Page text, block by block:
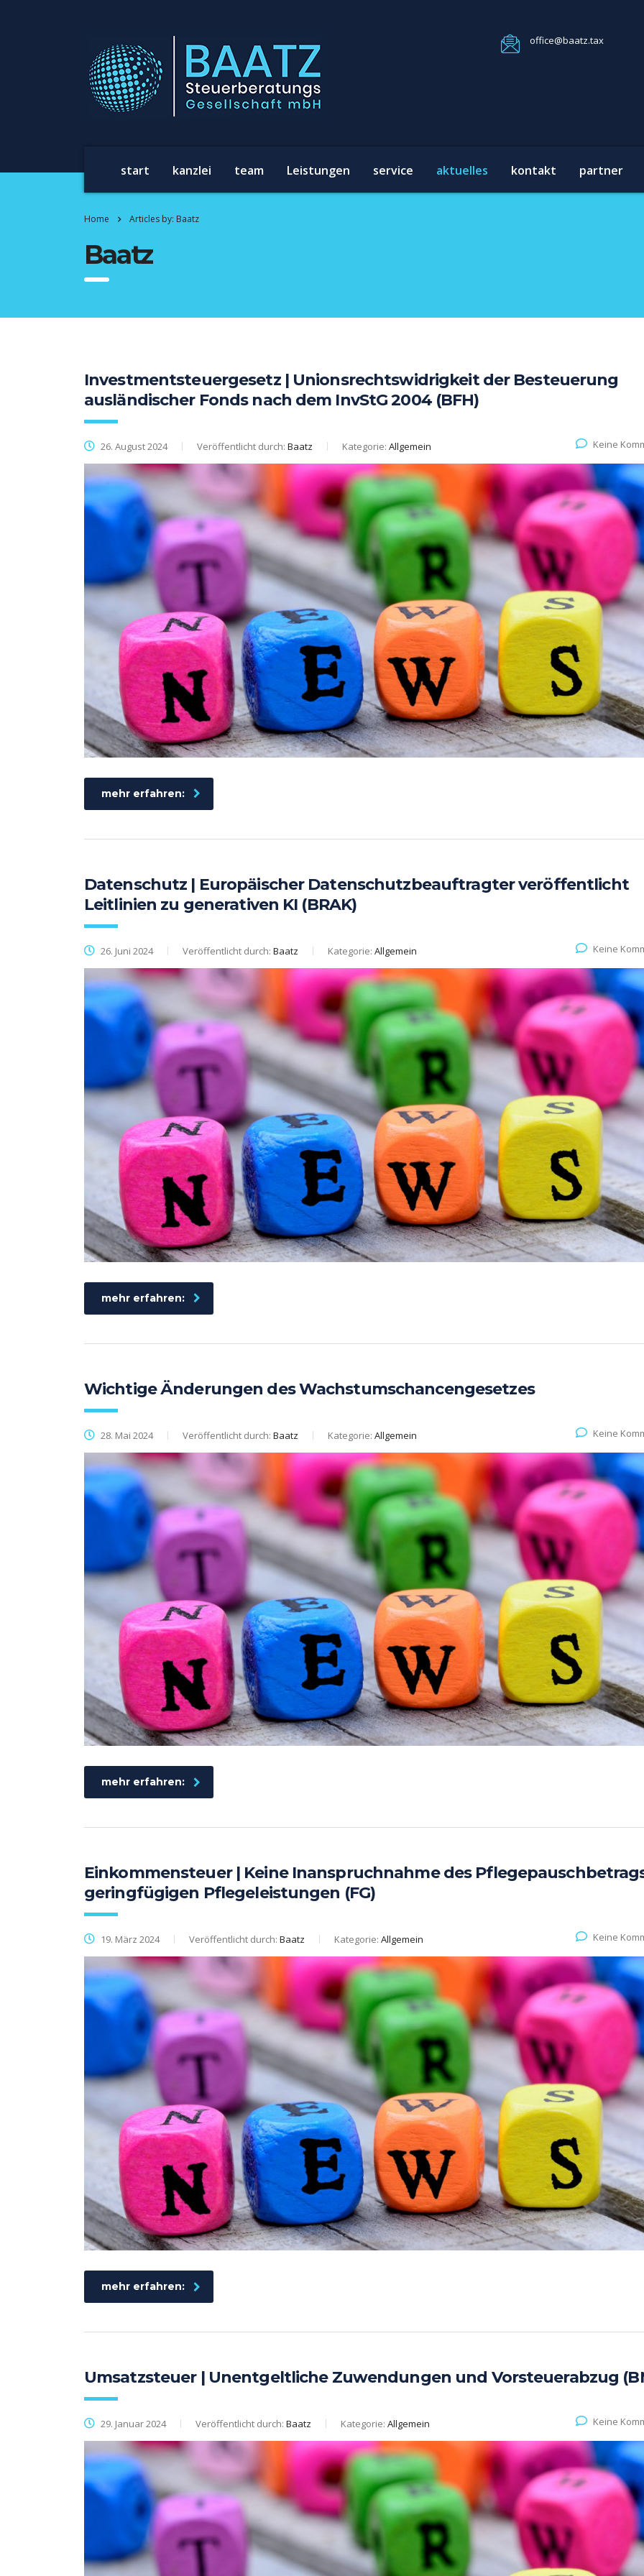
office@baatz.tax
start kanzlei team Leistungen service aktuelles kontakt partner
Home Articles by: Baatz
Baatz
Investmentsteuergesetz | Unionsrechtswidrigkeit der Besteuerung
ausländischer Fonds nach dem InvStG 2004 (BFH)
26. August 2024 Veröffentlicht durch: Baatz Kategorie: Allgemein Keine
mehr erfahren:
Datenschutz | Europäischer Datenschutzbeauftragter veröffentlicht
Leitlinien zu generativen KI (BRAK)
26. Juni 2024 Veröffentlicht durch: Baatz Kategorie: Allgemein Keine
mehr erfahren:
Wichtige Änderungen des Wachstumschancengesetzes
28. Mai 2024 Veröffentlicht durch: Baatz Kategorie: Allgemein Keine
mehr erfahren:
Einkommensteuer | Keine Inanspruchnahme des
geringfügigen Pflegeleistungen (FG)
19. März 2024 Veröffentlicht durch: Baatz Kategorie: Allgemein Keine
mehr erfahren:
Umsatzsteuer | Unentgeltliche Zuwendungen und Vorsteuerabzug
29. Januar 2024 Veröffentlicht durch: Baatz Kategorie: Allgemein Keine